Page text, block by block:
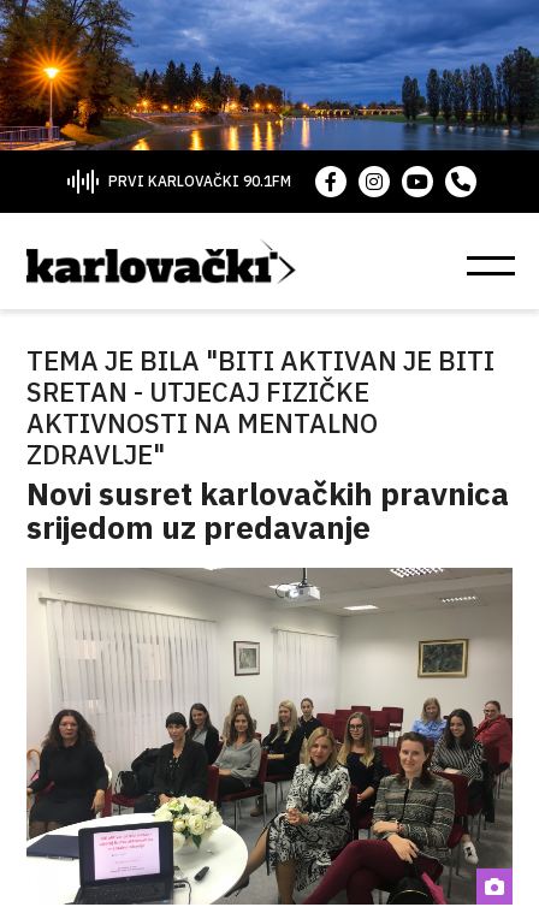
PRVI KARLOVAČKI 90.1FM
TEMA JE BILA "BITI AKTIVAN JE BITI
SRETAN - UTJECAJ FIZIČKE
AKTIVNOSTI NA MENTALNO
ZDRAVLJE"
Novi susret karlovačkih pravnica
srijedom uz predavanje